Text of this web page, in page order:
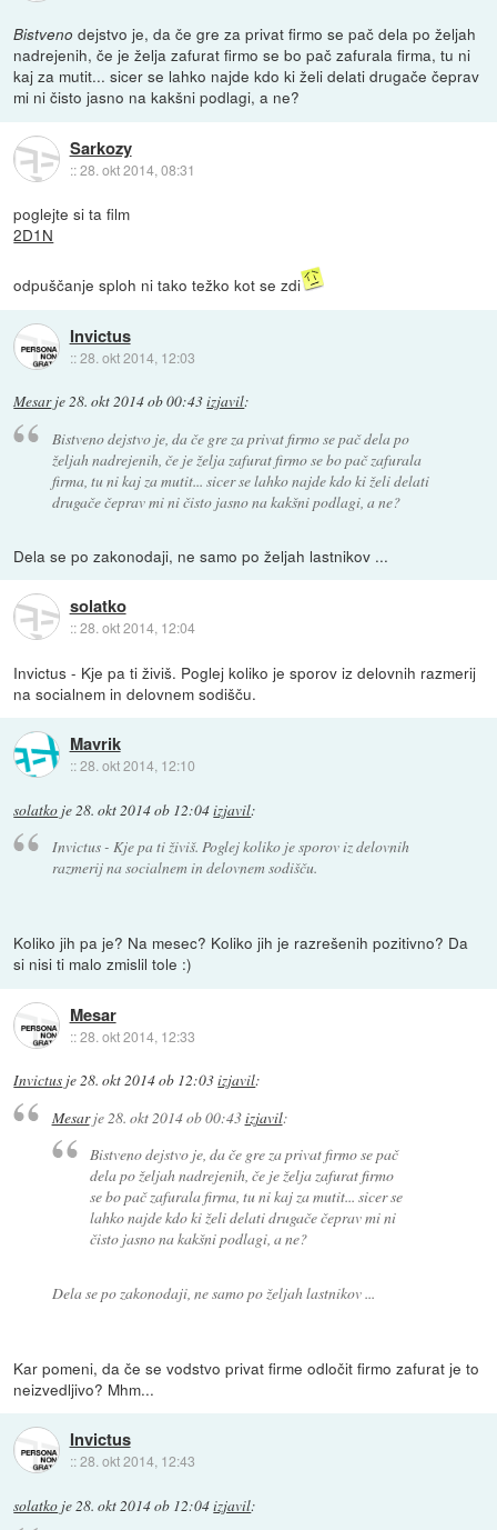
Bistveno dejstvo je, da če gre za privat firmo se pač dela po željah
nadrejenih, če je želja zafurat firmo se bo pač zafurala firma, tu ni
kaj za mutit... sicer se lahko najde kdo ki želi delati drugače čeprav
mi ni čisto jasno na kakšni podlagi, a ne?
Sarkozy
::28. okt 2014, 08:31
poglejte si ta film
2D1N
odpuščanje sploh ni tako težko kot se zdi
Invictus
::28. okt 2014, 12:03
Mesarje28. okt 2014 ob 00:43izjavil:
Bistvenodejstvo je, da če gre za privat firmo se pač dela po
željah nadrejenih, če je želja zafurat firmo se bo pač zafurala
firma, tu ni kaj za mutit... sicer se lahko najde kdo ki želi delati
drugače čeprav mi ni čisto jasno na kakšni podlagi, a ne?
Dela se po zakonodaji, ne samo po željah lastnikov ...
solatko
::28. okt 2014, 12:04
Invictus - Kje pa ti živiš. Poglej koliko je sporov iz delovnih razmerij
na socialnem in delovnem sodišču.
Mavrik
::28. okt 2014, 12:10
solatko je28. okt 2014 ob 12:04izjavil:
Invictus - Kje pa ti živiš. Poglej koliko je sporov iz delovnih
razmerij na socialnem in delovnem sodišču.
Koliko jih pa je? Na mesec? Koliko jih je razrešenih pozitivno? Da
si nisi ti malo zmislil tole :)
Mesar
::28. okt 2014, 12:33
Invictus je28. okt 2014 ob 12:03izjavil:
Mesarje28. okt 2014 ob 00:43izjavil:
Bistvenodejstvo je, da če gre za privat firmo se pač
dela po željah nadrejenih, če je želja zafurat firmo
se bo pač zafurala firma, tu ni kaj za mutit... sicer se
lahko najde kdo ki želi delati drugače čeprav mi ni
čisto jasno na kakšni podlagi, a ne?
Dela se po zakonodaji, ne samo po željah lastnikov ...
Kar pomeni, da če se vodstvo privat firme odločit firmo zafurat je to
neizvedljivo? Mhm...
Invictus
::28. okt 2014, 12:43
solatko je28. okt 2014 ob 12:04izjavil: